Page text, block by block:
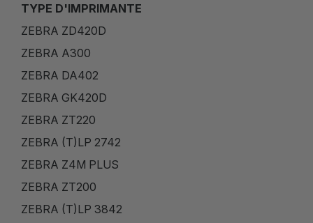
TYPE D'IMPRIMANTE
ZEBRA ZD420D
ZEBRA A300
ZEBRA DA402
ZEBRA GK420D
ZEBRA ZT220
ZEBRA (T)LP 2742
ZEBRA Z4M PLUS
ZEBRA ZT200
ZEBRA (T)LP 3842